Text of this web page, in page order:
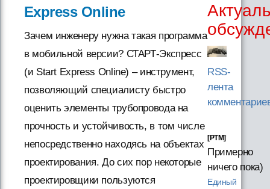
Express Online
Зачем инженеру нужна такая программа
в мобильной версии? СТАРТ-Экспресс
(и Start Express Online) – инструмент,
позволяющий специалисту быстро
оценить элементы трубопровода на
прочность и устойчивость, в том числе
непосредственно находясь на объектах
проектирования. До сих пор некоторые
проектировщики пользуются
RSS-
лента
[PTM]
Примерно
ничего пока)
Единый